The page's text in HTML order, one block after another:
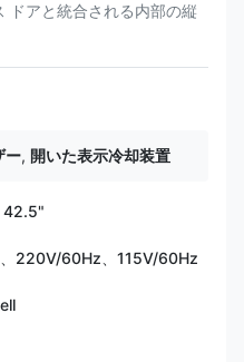
ドアと統合される内部の縦
ー, 開いた表示冷却装置
220V/60Hz、115V/60Hz